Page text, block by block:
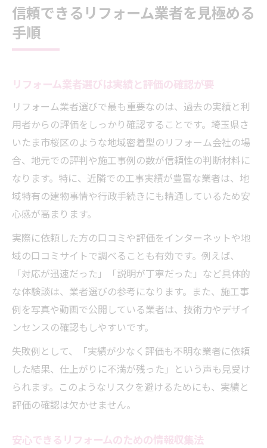
果的
を選ぶ
リフォーム会社の選択は地域密着型が安心
リフォーム会社の施工事例と評判を徹底比
較
納得できるリフォーム会社の見積もりの見
方
アフターサービスが充実のリフォーム会社
を選ぶ
視
悪質なリフォーム業者を回避する方法
リフォームの訪問営業には慎重な対応を徹
底
リフォーム契約は即決せず冷静に判断しよ
不明瞭な見積書や一式表記には注意が必要
リフォーム業者の説明や対応を記録に残す
工夫
る
信頼できるリフォーム業者を見極める
手順
リフォーム業者選びは実績と評価の確認が要
リフォーム業者選びで最も重要なのは、過去の実績と利
用者からの評価をしっかり確認することです。埼玉県さ
いたま市桜区のような地域密着型のリフォーム会社の場
合、地元での評判や施工事例の数が信頼性の判断材料に
なります。特に、近隣での工事実績が豊富な業者は、地
域特有の建物事情や行政手続きにも精通しているため安
心感が高まります。
実際に依頼した方の口コミや評価をインターネットや地
域の口コミサイトで調べることも有効です。例えば、
「対応が迅速だった」「説明が丁寧だった」など具体的
な体験談は、業者選びの参考になります。また、施工事
例を写真や動画で公開している業者は、技術力やデザイ
ンセンスの確認もしやすいです。
失敗例として、「実績が少なく評価も不明な業者に依頼
した結果、仕上がりに不満が残った」という声も見受け
られます。このようなリスクを避けるためにも、実績と
評価の確認は欠かせません。
安心できるリフォームのための情報収集法